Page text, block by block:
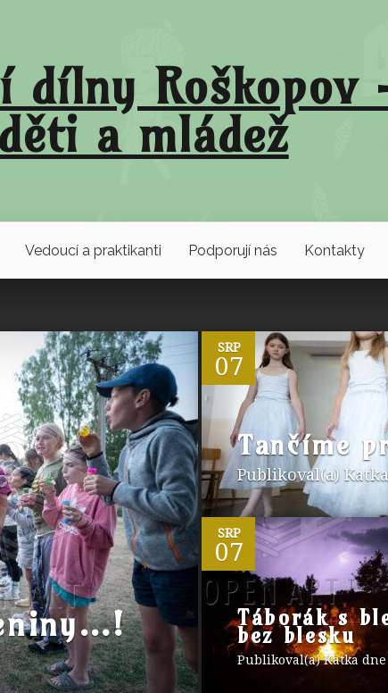
dílny
a mládež
Vedoucí a praktikanti Podporují nás Kontakty
SRP
07
Tančíme
Publikoval(a) Katka
SRP
07
0
Táborák s
bez blesku
Publikoval(a)Katkadne